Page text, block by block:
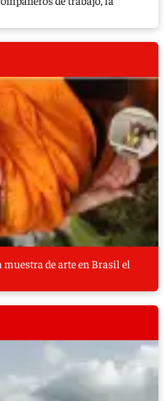
de arte en Brasil el